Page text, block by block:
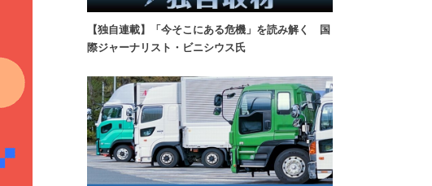
【独自連載】「今そこにある危機」を読み解く 国
際ジャーナリスト・ビニシウス氏